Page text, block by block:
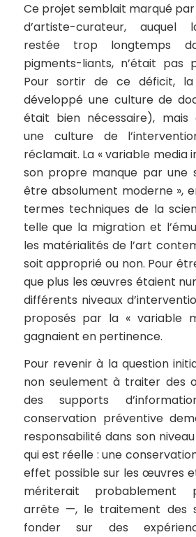
Ce projet semblait marqué
d’artiste-curateur, auquel
restée trop longtemps
pigments-liants, n’était pas
Pour sortir de ce déficit, la
développé une culture de
était bien nécessaire), mais
une culture de
réclamait. La « variable media
son propre manque par une
être absolument moderne »,
termes techniques de la
telle que la migration et
les matérialités de l’art
soit approprié ou non. Pour
que plus les œuvres étaient
différents niveaux
proposés par la « variable
gagnaient en pertinence.
Pour revenir à la question
non seulement à traiter des
des supports
conservation préventive
responsabilité dans son
qui est réelle : une
effet possible sur les œuvres
mériterait probablement
arrête —, le traitement des
fonder sur des